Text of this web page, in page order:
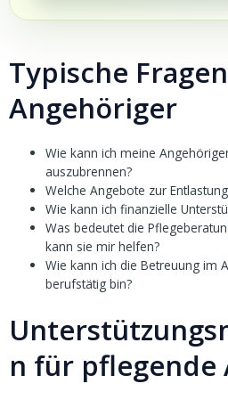
Typische
Angehöriger
Wie kann ich meine
auszubrennen?
Welche Angebote zur
Wie kann ich finanzielle
Was bedeutet die
kann sie mir helfen?
Wie kann ich die Betreuung im
berufstätig bin?
n für pflegende